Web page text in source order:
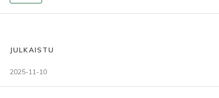
JULKAISTU
2025-11-10